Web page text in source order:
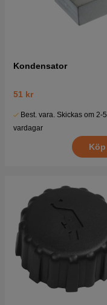
Kondensator
51 kr
Best. vara. Skickas om 2-5
vardagar
Köp